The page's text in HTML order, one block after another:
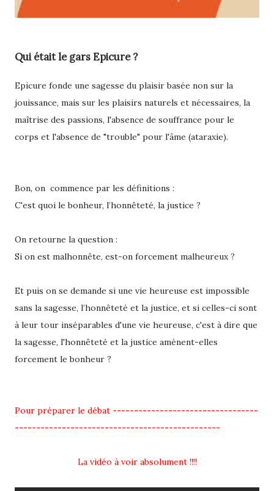
Qui était le gars Epicure ?
Epicure fonde une sagesse du plaisir basée non sur la
jouissance, mais sur les plaisirs naturels et nécessaires, la
maîtrise des passions, l'absence de souffrance pour le
corps et l'absence de "trouble" pour l'âme (ataraxie).
Bon, on commence par les définitions :
C'est quoi le bonheur, l’honnêteté, la justice ?
On retourne la question :
Si on est malhonnête, est-on forcement malheureux ?
Et puis on se demande si une vie heureuse est impossible
sans la sagesse, l’honnêteté et la justice, et si celles-ci sont
à leur tour inséparables d'une vie heureuse, c'est à dire que
la sagesse, l'honnêteté et la justice amènent-elles
forcement le bonheur ?
Pour préparer le débat ----------------------------------
------------------------------------------------
La vidéo à voir absolument !!!!